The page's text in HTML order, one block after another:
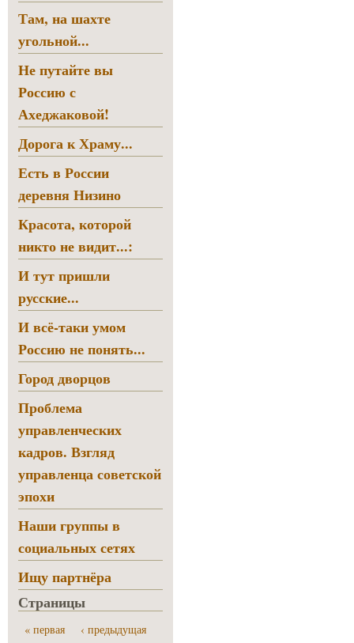
Там, на шахте
угольной...
Не путайте вы
Россию с
Ахеджаковой!
Дорога к Храму...
Есть в России
деревня Низино
Красота, которой
никто не видит...:
И тут пришли
русские...
И всё-таки умом
Россию не понять...
Город дворцов
Проблема
управленческих
кадров. Взгляд
управленца советской
эпохи
Наши группы в
социальных сетях
Ищу партнёра
Страницы
« первая
‹ предыдущая